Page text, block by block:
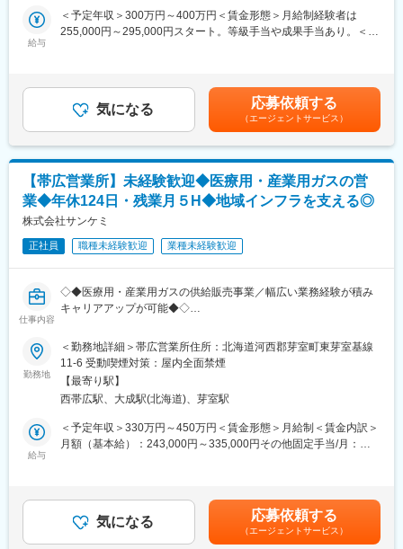
■業務詳細
ご利用者様宅や施設へ訪問し、個々の身体状況や生活環境をふま
過の記録、報告書の作成、ご利用者様やご家族への施術説明や健
康管理アドバイスなど、幅広いサポートを行います。ご利用者様
が安心して生活できるよう、丁寧なコミュニケーションとサポー
健康保険が適用される訪問医療マッサージサービスを提供してお
り、介護保険の限度額を気にせず利用できるため、多くの方に選
ばれています。
■組織構成
全国32拠点、施術師約550名が在籍し、さらなる事業拡大を進め
■業務の魅力
献性の高い仕事です。安定した需要があり、やりがいと働きやす
さを両立できます。
■教育体制
ポート、教育支援制度など未経験者も安心して学び成長できる体
制を整えています。
休後の復帰率90％以上など、ライフステージに合わせた働き方が
叶います。
給与
＜予定年収＞300万円～400万円＜賃金形態＞月給制経験者は
255,000円～295,000円スタート。等級手当や成果手当あり。＜賃
気になる 応募依頼する
（エージェントサービス）
【帯広営業所】未経験歓迎◆医療用・産業用ガスの営
業◆年休124日・残業月５H◆地域インフラを支える◎
株式会社サンケミ
正社員 職種未経験歓迎 業種未経験歓迎
仕事内容
◇◆医療用・産業用ガスの供給販売事業／幅広い業務経験が積み
キャリアアップが可能◆◇
■業務内容：
帯広営業所にて、以下の業務を担当していただきます。
・燃料ガスの販売・設備工事・検針、並びに付随する一切の業務
・在宅医療サービス業務を含む帯広営業所内業務全般
少人数の営業所のため、燃料ガス関連業務と在宅医療サービス業
務の両方に従事していただきます。
地域に密着したサービスを提供する、やりがいのあるお仕事で
す。
在宅医療サービスの業務が未経験の方でもご安心ください。
業務習得に向けたOJT（実地研修）を実施しており、経験に応じ
て研修期間を調整します。研修は札幌本社で行う可能性もありま
勤務地
＜勤務地詳細＞帯広営業所住所：北海道河西郡芽室町東芽室基線
11-6 受動喫煙対策：屋内全面禁煙
【最寄り駅】
西帯広駅、大成駅(北海道)、芽室駅
給与
＜予定年収＞330万円～450万円＜賃金形態＞月給制＜賃金内訳＞
月額（基本給）：243,000円～335,000円その他固定手当/月：
与：年3回（7月、10月、12月）※過去実績：平均2.9ヶ月分※初回
賞与は30000円となります。※別枠の職務内容欄にその他補足情報
があります。賃金はあくまでも目安の金額であり、選考を通じて
気になる 応募依頼する
（エージェントサービス）